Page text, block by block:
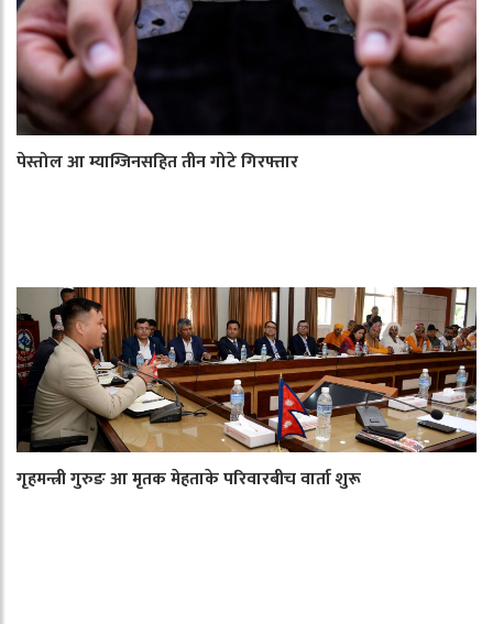
पेस्तोल आ म्याग्जिनसहित तीन गोटे गिरफ्तार
गृहमन्त्री गुरुङ आ मृतक मेहताके परिवारबीच वार्ता शुरू